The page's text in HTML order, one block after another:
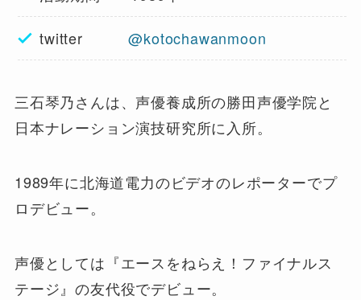
twitter@kotochawanmoon
三石琴乃さんは、声優養成所の勝田声優学院と
日本ナレーション演技研究所に入所。
1989年に北海道電力のビデオのレポーターでプ
ロデビュー。
声優としては『エースをねらえ！ファイナルス
テージ』の友代役でデビュー。